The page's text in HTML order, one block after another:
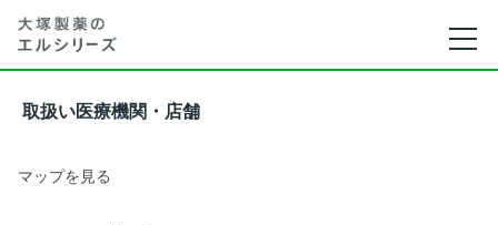
取扱い医療機関・店舗
マップを見る